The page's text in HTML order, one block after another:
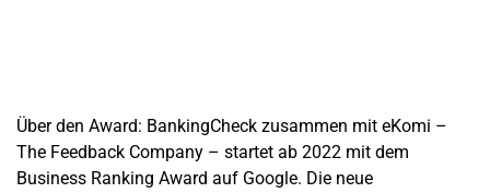
Über den Award: BankingCheck zusammen mit eKomi –
The Feedback Company – startet ab 2022 mit dem
Business Ranking Award auf Google. Die neue